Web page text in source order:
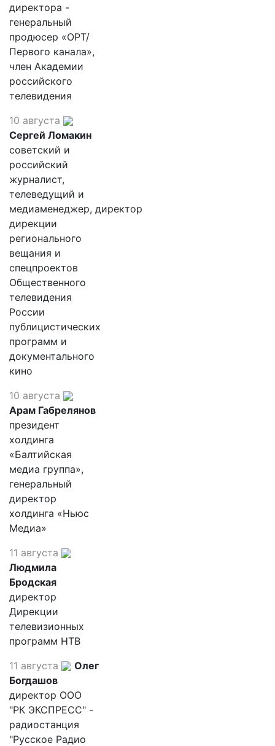
директора -
генеральный
продюсер «ОРТ/
Первого канала»,
член Академии
российского
телевидения
10 августа
Сергей Ломакин
советский и
российский
журналист,
телеведущий и
медиаменеджер, директор
дирекции
регионального
вещания и
спецпроектов
Общественного
телевидения
России
публицистических
программ и
документального
кино
10 августа
Арам Габрелянов
президент
холдинга
«Балтийская
медиа группа»,
генеральный
директор
холдинга «Ньюс
Медиа»
11 августа
Людмила
Бродская
директор
Дирекции
телевизионных
программ НТВ
11 августа
Олег
Богдашов
директор ООО
"РК ЭКСПРЕСС" -
радиостанция
"Русское Радио